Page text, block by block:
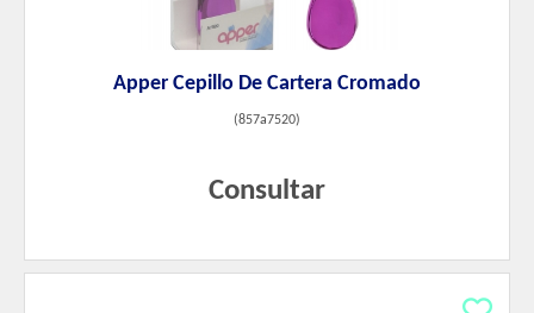
Apper Cepillo De Cartera Cromado
(857a7520)
Consultar